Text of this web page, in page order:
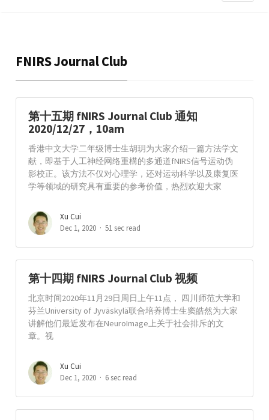
FNIRS Journal Club
第十五期 fNIRS Journal Club 通知
2020/12/27，10am
香港中文大学二年级博士生胡玥为大家介绍一篇方法学文
献，即基于人工神经网络重構的多通道fNIRS信号运动伪
影校正。该方法不仅对心理学，还对运动科学以及康复医
学等领域的研究具有重要的参考价值，热烈欢迎大家
Xu Cui
Dec 1, 2020
51 sec read
第十四期 fNIRS Journal Club 视频
北京时间2020年11月29日周日上午11点， 四川师范大学和
芬兰University of Jyväskylä联合培养博士生窦皓然为大家
讲解他们最近发布在NeuroImage上关于社会排斥的文
章。视
Xu Cui
Dec 1, 2020
6 sec read